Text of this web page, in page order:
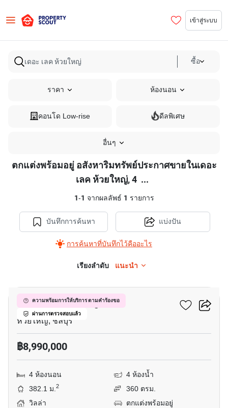
เข้าสู่ระบบ
ซื้อ
ราคา ห้องนอน
คอนโด Low-rise ดีลพิเศษ
อื่นๆ
อสังหาริมทรัพย์
ประกาศ
เลค
ห้วย
ใหญ่,
ห้อง
นอน
ตกแต่งพร้อมอยู่ อสังหาริมทรัพย์ประกาศขายในเดอะ
เลค ห้วยใหญ่, 4 ...
1-1 จากผลลัพธ์ 1 รายการ
บันทึกการค้นหา
การค้นหาที่บันทึกไว้คืออะไร
แบ่งปัน
เรียงลำดับ แนะนำ
ความพร้อมการให้บริการ ตามคำร้องขอ
ผ่านการตรวจสอบแล้ว
เดอะ เลค ห้วยใหญ่
ห้วยใหญ่, ชลบุรี
฿8,990,000
4 ห้องนอน
4 ห้องน้ำ
382.1 ม.2
360 ตรม.
วิลล่า
ตกแต่งพร้อมอยู่